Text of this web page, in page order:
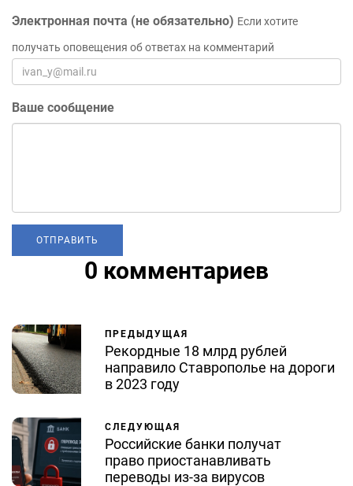
Электронная почта (не обязательно) Если хотите
получать оповещения об ответах на комментарий
Ваше сообщение
0 комментариев
ПРЕДЫДУЩАЯ
Рекордные 18 млрд рублей
направило Ставрополье на дороги
в 2023 году
СЛЕДУЮЩАЯ
Российские банки получат
право приостанавливать
переводы из-за вирусов